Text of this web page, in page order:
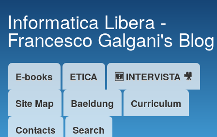
main
content
Informatica Libera -
Francesco Galgani's Blog
Main menu
E-books ETICA
🆕 INTERVISTA 🎥
Site Map
Baeldung
Curriculum
Contacts
Search